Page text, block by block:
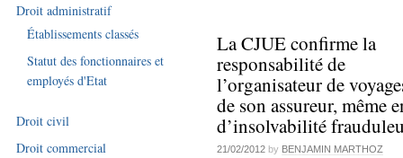
La CJUE confirme la
responsabilité de
l’organisateur de
de son assureur, même
d’insolvabilité
21/02/2012 by BENJAMIN MARTHOZ
Droit administratif
Établissements classés
Statut des fonctionnaires et
employés d'Etat
Droit civil
Droit commercial